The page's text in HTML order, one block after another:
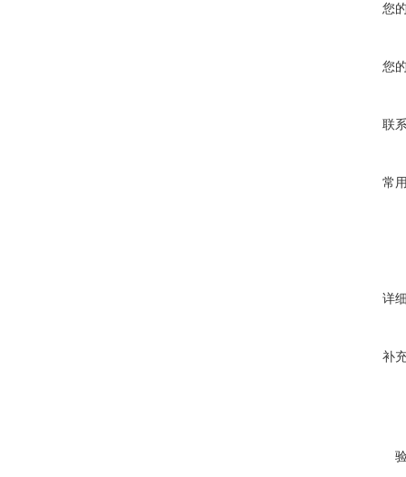
您
您
联
常
详
补